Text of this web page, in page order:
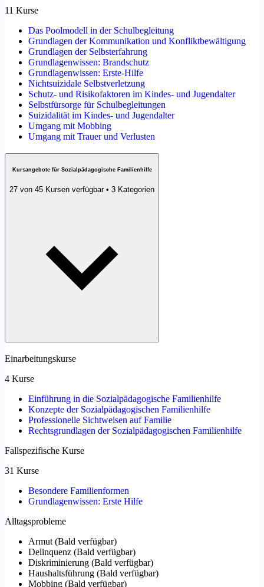
11 Kurse
Das Poolmodell in der Schulbegleitung
Grundlagen der Kommunikation und Konfliktbewältigung
Grundlagen der Selbsterfahrung
Grundlagenwissen: Brandschutz
Grundlagenwissen: Erste-Hilfe
Nichtsuizidale Selbstverletzung
Schutz- und Risikofaktoren im Kindes- und Jugendalter
Selbstfürsorge für Schulbegleitungen
Suizidalität im Kindes- und Jugendalter
Umgang mit Mobbing
Umgang mit Trauer und Verlusten
Kursangebote für Sozialpädagogische Familienhilfe
27 von 45 Kursen verfügbar • 3 Kategorien
Einarbeitungskurse
4 Kurse
Einführung in die Sozialpädagogische Familienhilfe
Konzepte der Sozialpädagogischen Familienhilfe
Professionelle Sichtweisen auf Familie
Rechtsgrundlagen der Sozialpädagogischen Familienhilfe
Fallspezifische Kurse
31 Kurse
Besondere Familienformen
Grundlagenwissen: Erste Hilfe
Alltagsprobleme
Armut (Bald verfügbar)
Delinquenz (Bald verfügbar)
Diskriminierung (Bald verfügbar)
Haushaltsführung (Bald verfügbar)
Mobbing (Bald verfügbar)